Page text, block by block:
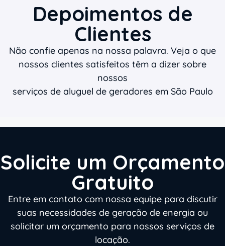
Depoimentos de
Clientes
Não confie apenas na nossa palavra. Veja o que
nossos clientes satisfeitos têm a dizer sobre
nossos
serviços de aluguel de geradores em São Paulo
Solicite um Orçamento
Gratuito
Entre em contato com nossa equipe para discutir
suas necessidades de geração de energia ou
solicitar um orçamento para nossos serviços de
locação.